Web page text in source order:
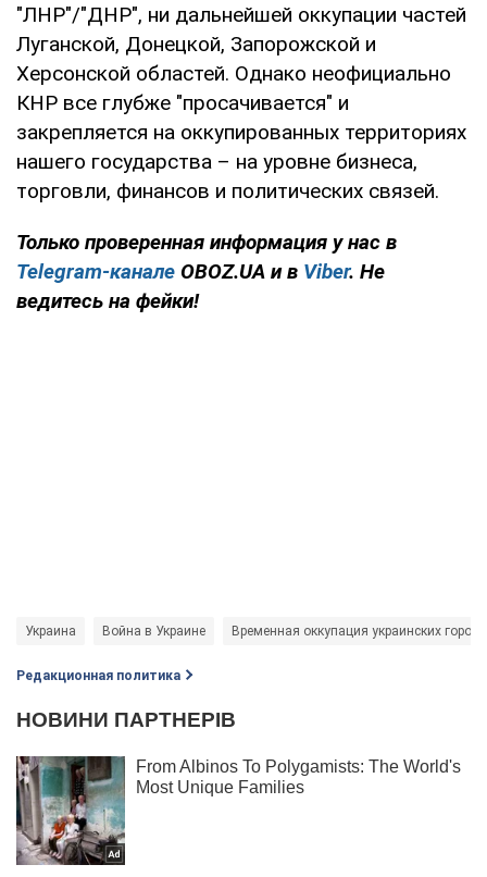
"ЛНР"/"ДНР", ни дальнейшей оккупации частей
Луганской, Донецкой, Запорожской и
Херсонской областей. Однако неофициально
КНР все глубже "просачивается" и
закрепляется на оккупированных территориях
нашего государства – на уровне бизнеса,
торговли, финансов и политических связей.
Только проверенная информация у нас в
Telegram-канале OBOZ.UA и в Viber. Не
ведитесь на фейки!
Украина Война в Украине Временная оккупация украинских
Редакционная политика